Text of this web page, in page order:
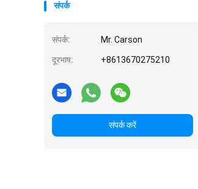
संपर्क
संपर्क: Mr. Carson
दूरभाष: +8613670275210
संपर्क करें